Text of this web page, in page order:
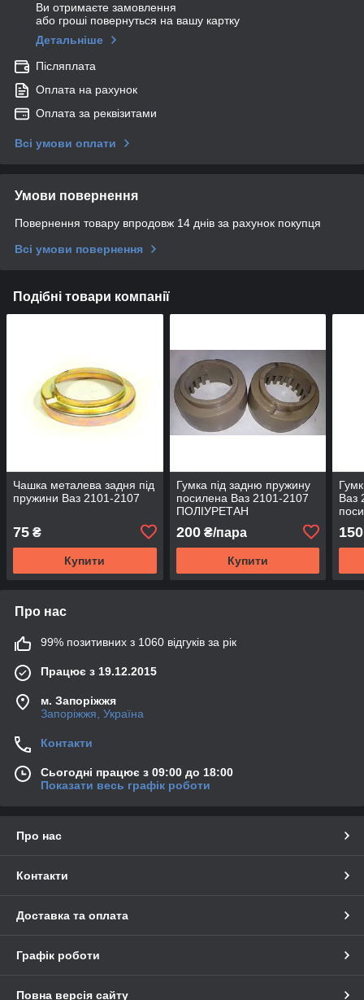
Ви отримаєте замовлення
або гроші повернуться на вашу картку
Детальніше
Післяплата
Оплата на рахунок
Оплата за реквізитами
Всі умови оплати
Умови повернення
Повернення товару впродовж 14 днів за рахунок покупця
Всі умови повернення
Подібні товари компанії
Чашка металева задня під
пружини Ваз 2101-2107
75 ₴
Купити
Гумка під задню пружину
посилена Ваз 2101-2107
ПОЛІУРЕТАН
200₴/пара
Купити
Ваз
150
Про нас
99% позитивних з 1060 відгуків за рік
Працює з 19.12.2015
м. Запоріжжя
Запоріжжя, Україна
Контакти
Сьогодні працює з 09:00 до 18:00
Показати весь графік роботи
Про нас
Контакти
Доставка та оплата
Графік роботи
Повна версія сайту